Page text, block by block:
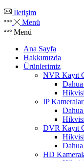
İletişim
Menü
Menü
Ana Sayfa
Hakkımızda
Ürünlerimiz
NVR Kayıt
IP Kameralar
DVR Kayıt
HD